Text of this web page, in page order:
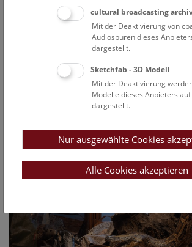
cultural broadcasting
Mit der Deaktivierung von
Audiospuren dieses
dargestellt.
Sketchfab - 3D Modell
Mit der Deaktivierung
Modelle dieses Anbieters
dargestellt.
Nur ausgewählte Cookies
Alle Cookies akzeptieren